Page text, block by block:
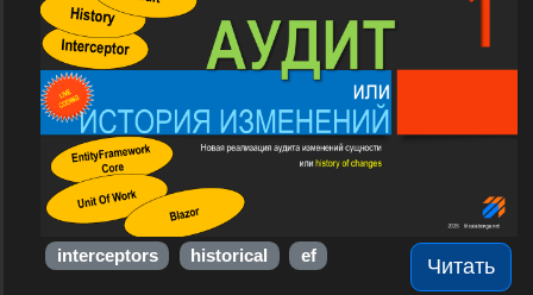
Читать
interceptors historical ef